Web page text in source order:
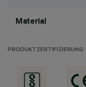
Material
PRODUKTZERTIFIZIERUNG